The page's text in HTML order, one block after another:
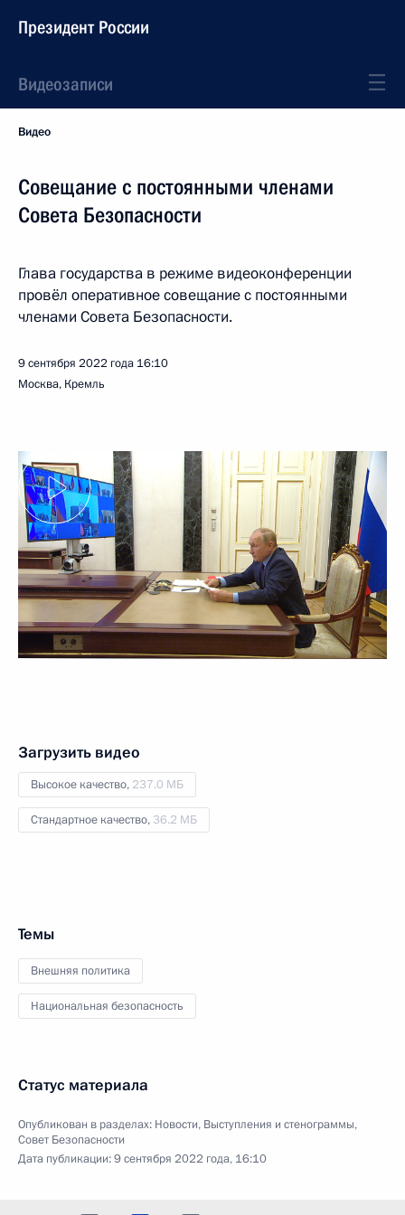
Президент России
Видеозаписи
Видео
Совещание с постоянными членами
Совета Безопасности
Глава государства в режиме видеоконференции
провёл оперативное совещание с постоянными
членами Совета Безопасности.
9 сентября 2022 года 16:10
Москва, Кремль
Загрузить видео
Высокое качество, 237.0 МБ
Стандартное качество, 36.2 МБ
Темы
Внешняя политика
Национальная безопасность
Статус материала
Опубликован в разделах: Новости, Выступления и стенограммы,
Совет Безопасности
Дата публикации:9 сентября 2022 года, 16:10